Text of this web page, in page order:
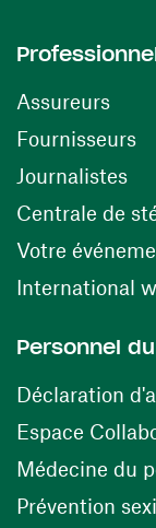
Assureurs
Fournisseurs
Journalistes
Centrale de
Votre
International
Personnel du
Déclaration
Espace
Médecine du
Prévention